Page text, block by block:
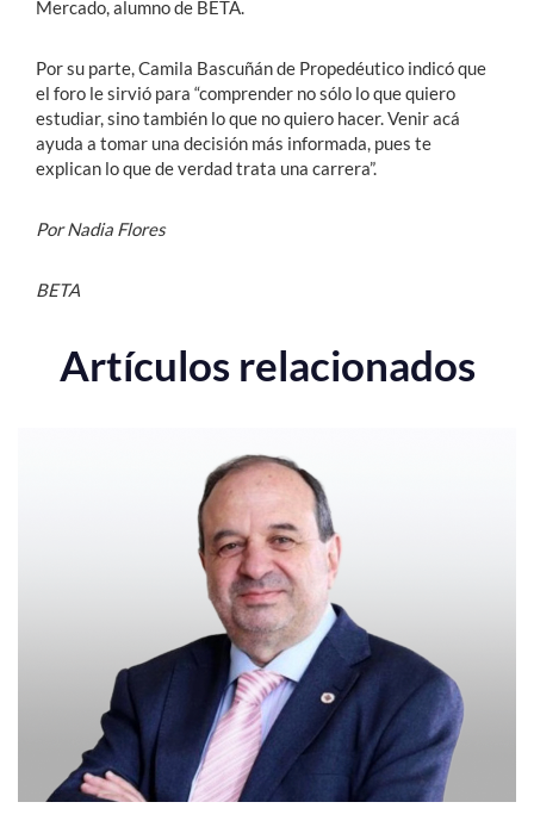
Mercado, alumno de BETA.
Por su parte, Camila Bascuñán de Propedéutico indicó que
el foro le sirvió para “comprender no sólo lo que quiero
estudiar, sino también lo que no quiero hacer. Venir acá
ayuda a tomar una decisión más informada, pues te
explican lo que de verdad trata una carrera”.
Por Nadia Flores
BETA
Artículos relacionados